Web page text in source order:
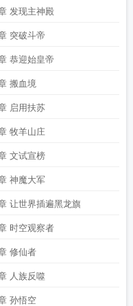
发现主神殿
突破斗帝
恭迎始皇帝
搬血境
启用扶苏
牧羊山庄
文试宣榜
神魔大军
让世界插遍黑龙旗
时空观察者
修仙者
人族反噬
孙悟空